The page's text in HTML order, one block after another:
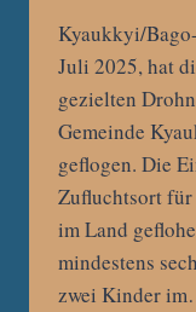
Kyaukkyi/
Juli 2025, hat
gezielten
Gemeinde
geflogen. Die
Zufluchtsort für
im Land
mindestens
zwei Kinder